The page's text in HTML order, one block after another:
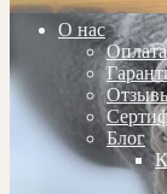
О нас
Блог